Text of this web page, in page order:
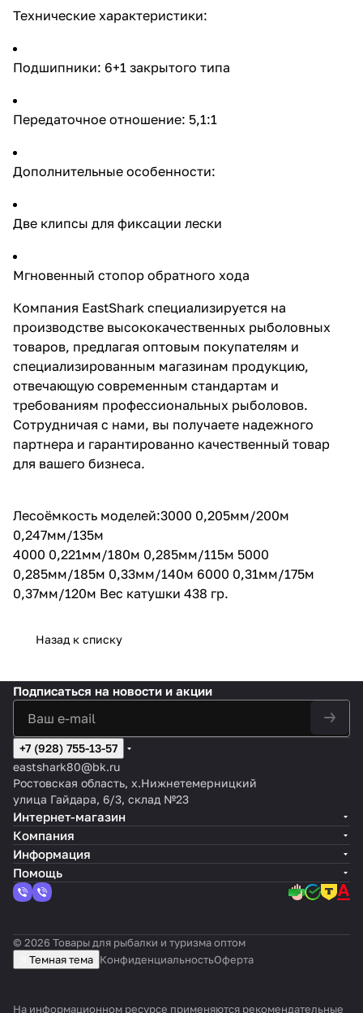
Сотрудничая с нами, вы
и гарантированно качественный
товар для вашего бизнеса.
0,285мм/115м 5000
6000 0,31мм/175м 0,37мм/120м
Вес катушки 438 гр.
Технические характеристики:
Подшипники: 6+1 закрытого типа
Передаточное отношение: 5,1:1
Дополнительные особенности:
Две клипсы для фиксации лески
Мгновенный стопор обратного хода
Компания EastShark специализируется на
производстве высококачественных рыболовных
товаров, предлагая оптовым покупателям и
специализированным магазинам продукцию,
отвечающую современным стандартам и
требованиям профессиональных рыболовов.
Сотрудничая с нами, вы получаете надежного
партнера и гарантированно качественный товар
для вашего бизнеса.
Лесоёмкость моделей:3000 0,205мм/200м
0,247мм/135м
4000 0,221мм/180м 0,285мм/115м 5000
0,285мм/185м 0,33мм/140м 6000 0,31мм/175м
0,37мм/120м Вес катушки 438 гр.
Назад к списку
Подписаться на новости и акции
+7 (928) 755-13-57
eastshark80@bk.ru
Ростовская область, х.Нижнетемерницкий
улица Гайдара, 6/3, склад №23
Интернет-магазин
Компания
Информация
Помощь
© 2026 Товары для рыбалки и туризма оптом
Темная тема КонфиденциальностьОферта
На информационном ресурсе применяются рекомендательные